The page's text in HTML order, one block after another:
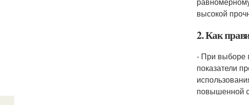
высокой
2. Как
- При выборе
показатели
повышенной